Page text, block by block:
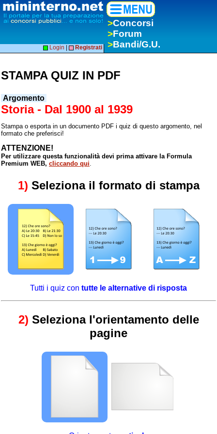
>Concorsi
>Forum
>Bandi/G.U.
Login Registrati
STAMPA QUIZ IN PDF
Argomento
Storia - Dal 1900 al 1939
Stampa o esporta in un documento PDF i quiz di questo argomento, nel
formato che preferisci!
ATTENZIONE!
Per utilizzare questa funzionalità devi prima attivare la Formula
Premium WEB, cliccando qui
1) Seleziona il formato di stampa
Tutti i quiz con tutte le alternative di risposta
2) Seleziona l'orientamento delle
pagine